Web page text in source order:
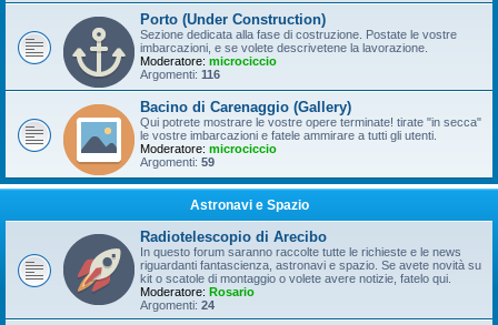
Porto (Under Construction)
Sezione dedicata alla fase di costruzione. Postate le vostre
imbarcazioni, e se volete descrivetene la lavorazione.
Moderatore: microciccio
Argomenti: 116
Bacino di Carenaggio (Gallery)
Qui potrete mostrare le vostre opere terminate! tirate "in secca"
le vostre imbarcazioni e fatele ammirare a tutti gli utenti.
Moderatore: microciccio
Argomenti: 59
Astronavi e Spazio
Radiotelescopio di Arecibo
In questo forum saranno raccolte tutte le richieste e le news
riguardanti fantascienza, astronavi e spazio. Se avete novità su
kit o scatole di montaggio o volete avere notizie, fatelo qui.
Moderatore: Rosario
Argomenti: 24